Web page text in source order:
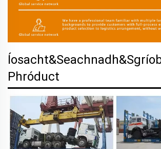
Phróduct